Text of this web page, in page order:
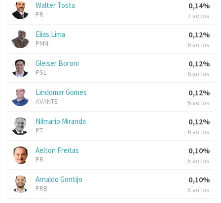
Walter Tosta
PR
0,14%
7 votos
Elias Lima
PMN
0,12%
6 votos
Gleiser Boroni
PSL
0,12%
6 votos
Lindomar Gomes
AVANTE
0,12%
6 votos
Nilmario Miranda
PT
0,12%
6 votos
Aelton Freitas
PR
0,10%
5 votos
Arnaldo Gontijo
PRB
0,10%
5 votos